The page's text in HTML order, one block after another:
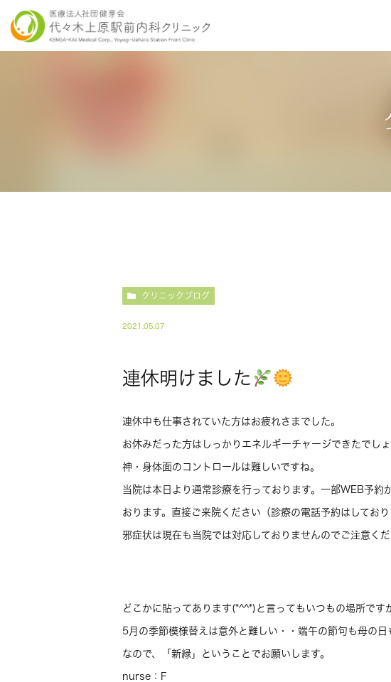
アクセス
大腸内視鏡検査
クリニックブログ
2021.05.07
連休明けました
連休中も仕事されていた方はお疲れさまでした。
お休みだった方はしっかりエネルギーチャージできたでし
神・身体面のコントロールは難しいですね。
当院は本日より通常診療を行っております。一部WEB予約
おります。直接ご来院ください（診療の電話予約はしてお
邪症状は現在も当院では対応しておりませんのでご注意くだ
どこかに貼ってあります(*^^*)と言ってもいつもの場所です
5月の季節模様替えは意外と難しい・・端午の節句も母の日
なので、「新緑」ということでお願いします。
nurse：F